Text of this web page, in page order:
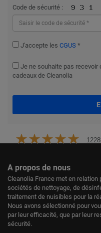
Code de sécurité :
J'accepte les CGUS *
Je ne souhaite pas
cadeaux de Cleanolia
A propos de nous
Cleanolia France met en
sociétés de nettoyage, de
traitement de nuisibles pour la
Nous avons sélectionné pour
par leur efficacité, que par leur
sécurité.